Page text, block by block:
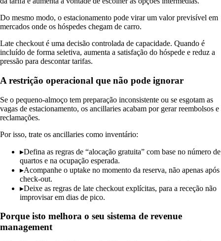
Do mesmo modo, o estacionamento pode virar um valor previsível em
mercados onde os hóspedes chegam de carro.
Late checkout é uma decisão controlada de capacidade. Quando é
incluído de forma seletiva, aumenta a satisfação do hóspede e reduz a
pressão para descontar tarifas.
A restrição operacional que não pode ignorar
Se o pequeno-almoço tem preparação inconsistente ou se esgotam as
vagas de estacionamento, os ancillaries acabam por gerar reembolsos e
reclamações.
Por isso, trate os ancillaries como inventário:
▸Defina as regras de “alocação gratuita” com base no número de
quartos e na ocupação esperada.
▸Acompanhe o uptake no momento da reserva, não apenas após
check-out.
▸Deixe as regras de late checkout explícitas, para a receção não
improvisar em dias de pico.
Porque isto melhora o seu sistema de revenue
management